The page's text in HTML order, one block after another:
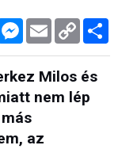
Messenger
Email Copy
Link
Milos és
nem lép
az